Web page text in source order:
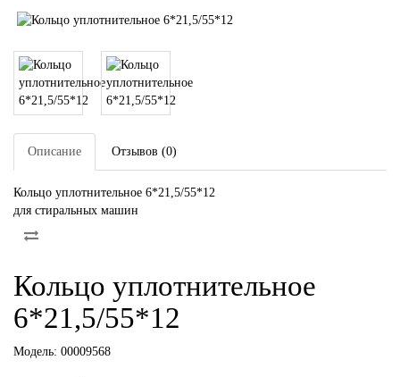
Описание Отзывов (0)
Кольцо уплотнительное 6*21,5/55*12
для стиральных машин
Кольцо уплотнительное
6*21,5/55*12
Модель: 00009568